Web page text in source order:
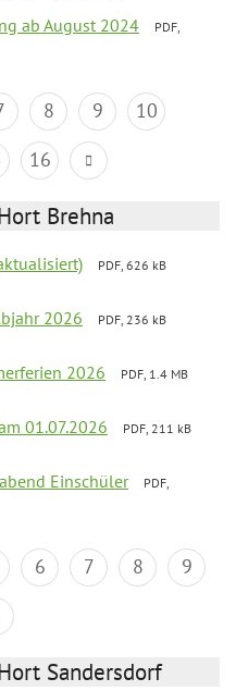
ab August 2024
PDF,
8 9
10
16
Brehna
PDF, 626 kB
2026
PDF, 236 kB
2026
PDF, 1.4 MB
01.07.2026
PDF, 211 kB
Einschüler
PDF,
6 7 8
9
Sandersdorf